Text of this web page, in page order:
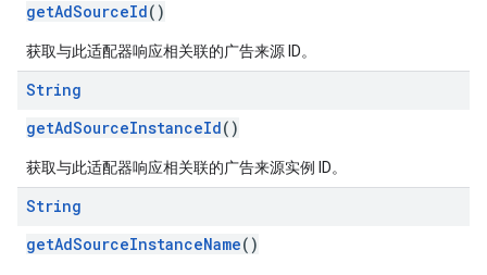
getAdSourceId()
获取与此适配器响应相关联的广告来源 ID。
String
getAdSourceInstanceId()
获取与此适配器响应相关联的广告来源实例 ID。
String
getAdSourceInstanceName()